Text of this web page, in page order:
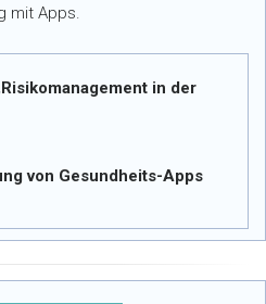
mit Apps.
in der
von Gesundheits-Apps